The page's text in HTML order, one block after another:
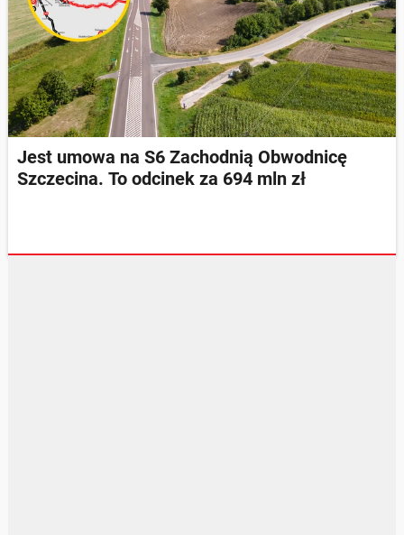
Jest umowa na S6 Zachodnią Obwodnicę
Szczecina. To odcinek za 694 mln zł